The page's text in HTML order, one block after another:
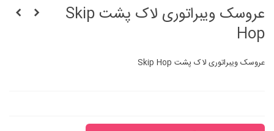
عروسک ویبراتوری لاک پشت Skip
Hop
عروسک ویبراتوری لاک پشت Skip Hop